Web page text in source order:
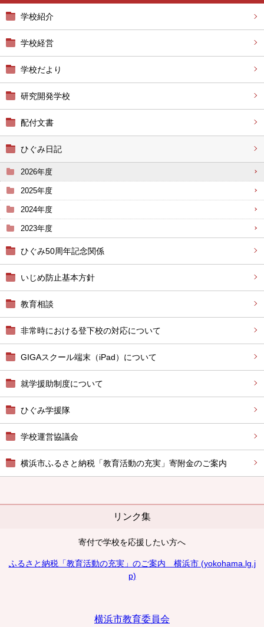
学校紹介
学校経営
学校だより
研究開発学校
配付文書
ひぐみ日記
2026年度
2025年度
2024年度
2023年度
ひぐみ50周年記念関係
いじめ防止基本方針
教育相談
非常時における登下校の対応について
GIGAスクール端末（iPad）について
就学援助制度について
ひぐみ学援隊
学校運営協議会
横浜市ふるさと納税「教育活動の充実」寄附金のご案内
リンク集
寄付で学校を応援したい方へ
ふるさと納税「教育活動の充実」のご案内 横浜市 (yokohama.lg.j
p)
横浜市教育委員会